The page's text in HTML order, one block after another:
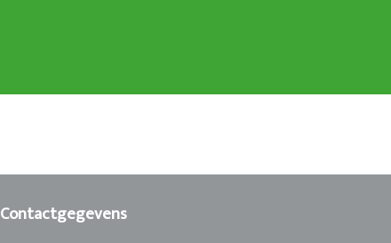
Contactgegevens